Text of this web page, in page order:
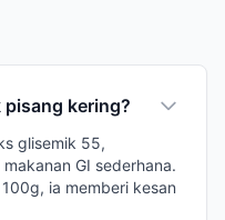
kering?
glisemik 55,
GI sederhana.
ia memberi kesan